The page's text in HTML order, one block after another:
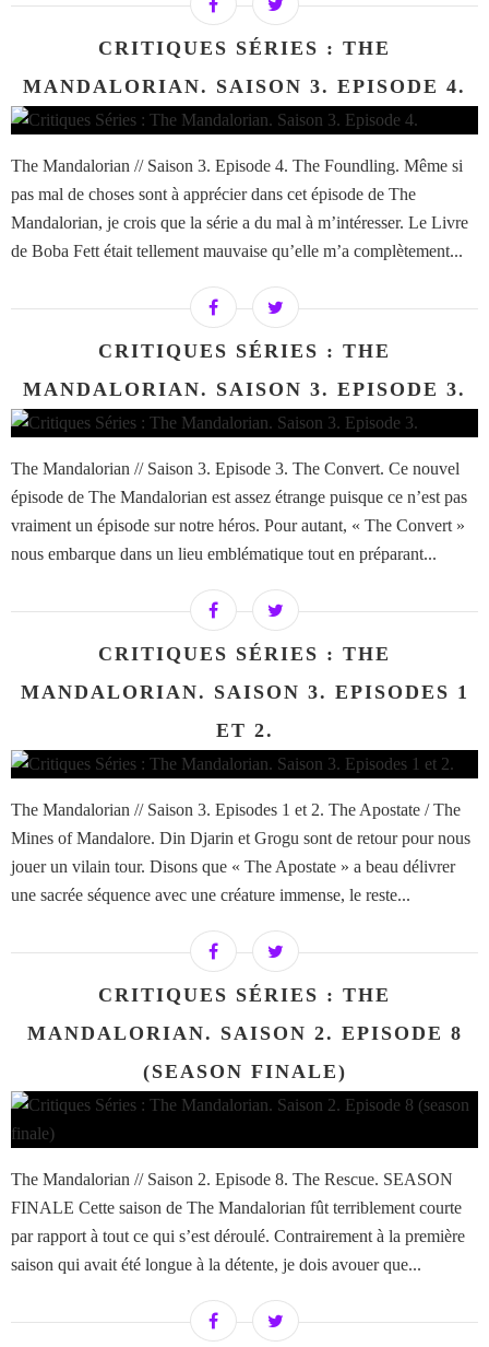
CRITIQUES SÉRIES : THE
MANDALORIAN. SAISON 3. EPISODE 4.
The Mandalorian // Saison 3. Episode 4. The Foundling. Même si
pas mal de choses sont à apprécier dans cet épisode de The
Mandalorian, je crois que la série a du mal à m’intéresser. Le Livre
de Boba Fett était tellement mauvaise qu’elle m’a complètement...
CRITIQUES SÉRIES : THE
MANDALORIAN. SAISON 3. EPISODE 3.
The Mandalorian // Saison 3. Episode 3. The Convert. Ce nouvel
épisode de The Mandalorian est assez étrange puisque ce n’est pas
vraiment un épisode sur notre héros. Pour autant, « The Convert »
nous embarque dans un lieu emblématique tout en préparant...
CRITIQUES SÉRIES : THE
MANDALORIAN. SAISON 3. EPISODES 1
ET 2.
The Mandalorian // Saison 3. Episodes 1 et 2. The Apostate / The
Mines of Mandalore. Din Djarin et Grogu sont de retour pour nous
jouer un vilain tour. Disons que « The Apostate » a beau délivrer
une sacrée séquence avec une créature immense, le reste...
CRITIQUES SÉRIES : THE
MANDALORIAN. SAISON 2. EPISODE 8
(SEASON FINALE)
The Mandalorian // Saison 2. Episode 8. The Rescue. SEASON
FINALE Cette saison de The Mandalorian fût terriblement courte
par rapport à tout ce qui s’est déroulé. Contrairement à la première
saison qui avait été longue à la détente, je dois avouer que...